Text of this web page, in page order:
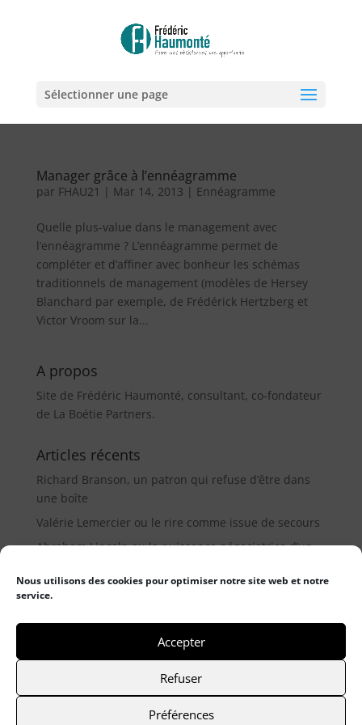
Nous utilisons des cookies pour optimiser notre site web et notre
service.
Accepter
Refuser
Préférences
Sélectionner une page
Manager grâce à l’ennéagramme
par FHAU21 | Mar 14, 2013 | Ennéagramme
Quelle plus-value dans le management avec
l’ennéagramme ? L’ennéagramme permet de
compléter et d’affiner avec bonheur les schémas
traditionnels de management (modèles de Hersey
Blanchard par exemple, de Frédérick Hertzberg et
Victor Vroom sur la...
A propos
Site de Frédéric Haumonté, consultant, co-fondateur
de La Boétie Partners.
Articles récents
Richard Branson, un patron qui refuse d’être dans
une boîte
Valérie Lemercier ou le rire comme issue de secours
Abraham Lincoln ou la puissance négociatrice d’un
© 2021 Frederic Haumonté- Mentions légales